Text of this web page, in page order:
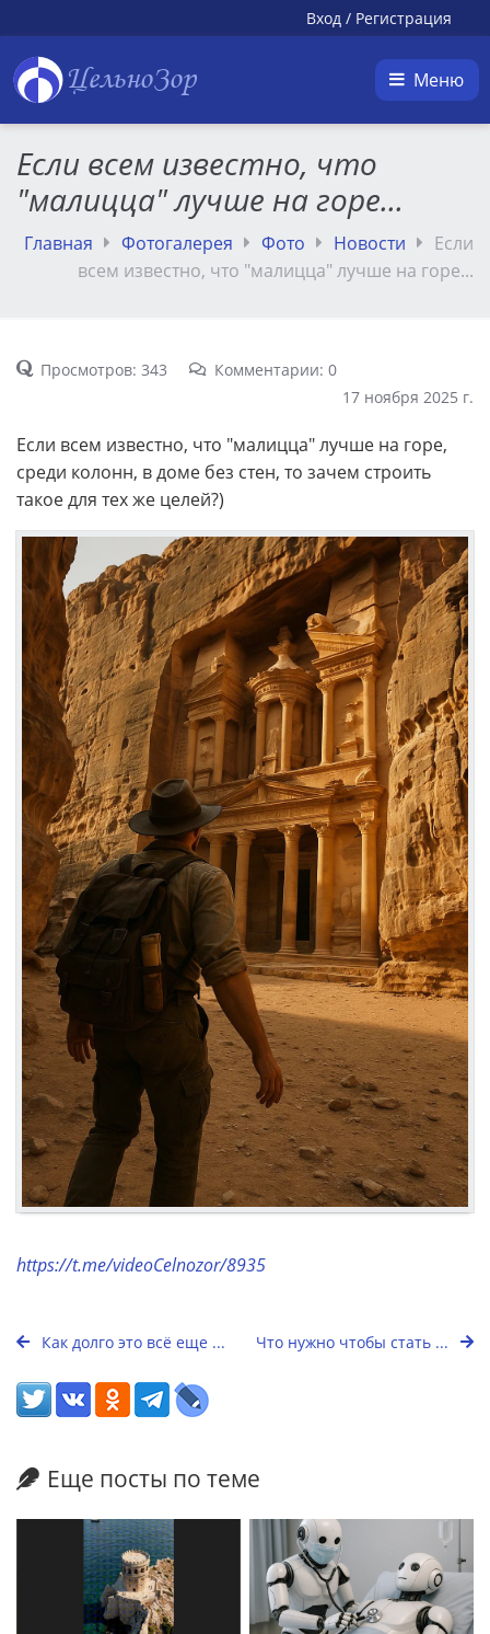
Вход / Регистрация
ЦельноЗор Меню
Если всем известно, что
"малицца" лучше на горе...
Главная Фотогалерея Фото Новости
Если
всем известно, что "малицца" лучше на горе...
Просмотров: 343
Комментарии: 0
17 ноября 2025 г.
Если всем известно, что "малицца" лучше на горе,
среди колонн, в доме без стен, то зачем строить
такое для тех же целей?)
https://t.me/videoCelnozor/8935
Как долго это всё еще ... Что нужно чтобы стать ...
Еще посты по теме